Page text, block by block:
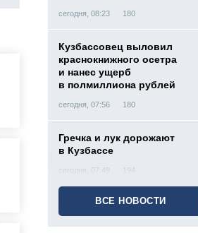
сегодня, 08:23 180
Кузбассовец выловил
краснокнижного осетра
и нанес ущерб
в полмиллиона рублей
сегодня, 07:56 180
Гречка и лук дорожают
в Кузбассе
сегодня, 07:49 194
ВСЕ НОВОСТИ